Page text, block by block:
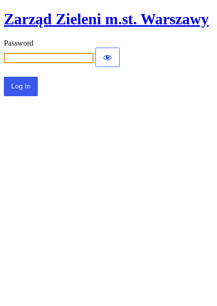
Zarząd Zieleni m.st. Warszawy
Password